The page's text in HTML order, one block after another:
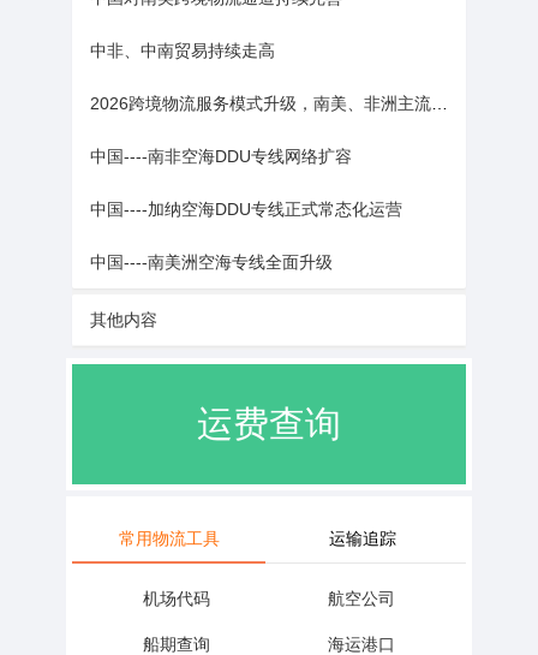
中非、中南贸易持续走高
中国----南非空海DDU专线网络扩容
中国----加纳空海DDU专线正式常态化运营
中国----南美洲空海专线全面升级
其他内容
运费查询
常用物流工具 运输追踪
机场代码 航空公司
船期查询 海运港口